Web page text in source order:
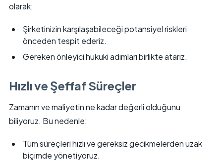
olarak:
Şirketinizin karşılaşabileceği potansiyel riskleri
önceden tespit ederiz.
Gereken önleyici hukuki adımları birlikte atarız.
Hızlı ve Şeffaf Süreçler
Zamanın ve maliyetin ne kadar değerli olduğunu
biliyoruz. Bu nedenle:
Tüm süreçleri hızlı ve gereksiz gecikmelerden uzak
biçimde yönetiyoruz.